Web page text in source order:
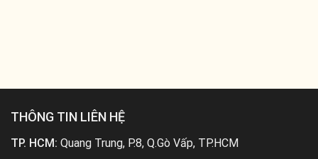
THÔNG TIN LIÊN HỆ
TP. HCM: Quang Trung, P.8, Q.Gò Vấp, TP.HCM